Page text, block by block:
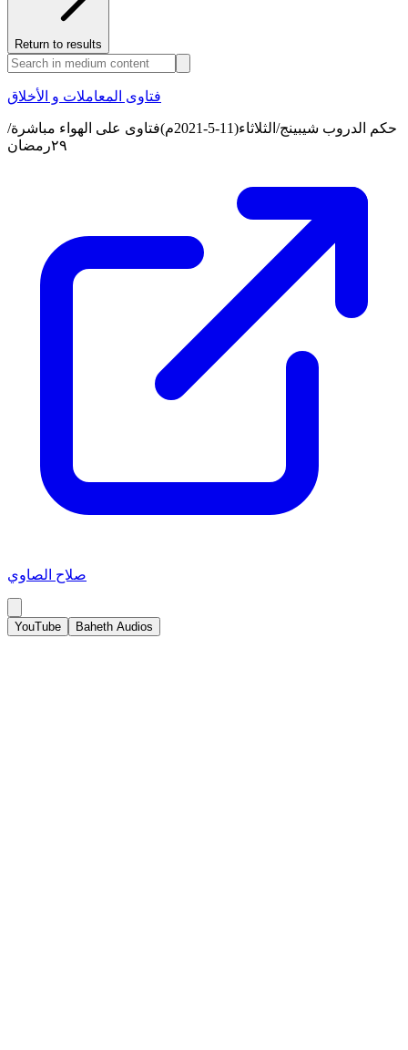
Return to results
فتاوى المعاملات و الأخلاق
حكم الدروب شيبينج/الثلاثاء(11-5-2021م)فتاوى على الهواء مباشرة/
٢٩رمضان
صلاح الصاوي
YouTube Baheth Audios